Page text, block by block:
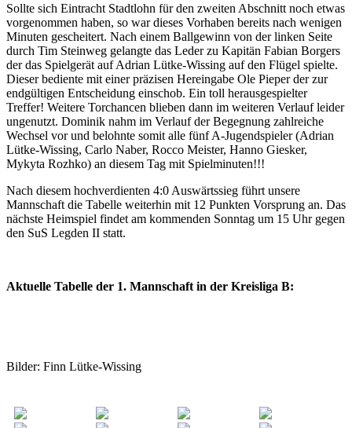
Sollte sich Eintracht Stadtlohn für den zweiten Abschnitt noch etwas
vorgenommen haben, so war dieses Vorhaben bereits nach wenigen
Minuten gescheitert. Nach einem Ballgewinn von der linken Seite
durch Tim Steinweg gelangte das Leder zu Kapitän Fabian Borgers
der das Spielgerät auf Adrian Lütke-Wissing auf den Flügel spielte.
Dieser bediente mit einer präzisen Hereingabe Ole Pieper der zur
endgültigen Entscheidung einschob. Ein toll herausgespielter
Treffer! Weitere Torchancen blieben dann im weiteren Verlauf leider
ungenutzt. Dominik nahm im Verlauf der Begegnung zahlreiche
Wechsel vor und belohnte somit alle fünf A-Jugendspieler (Adrian
Lütke-Wissing, Carlo Naber, Rocco Meister, Hanno Giesker,
Mykyta Rozhko) an diesem Tag mit Spielminuten!!!
Nach diesem hochverdienten 4:0 Auswärtssieg führt unsere
Mannschaft die Tabelle weiterhin mit 12 Punkten Vorsprung an. Das
nächste Heimspiel findet am kommenden Sonntag um 15 Uhr gegen
den SuS Legden II statt.
Aktuelle Tabelle der 1. Mannschaft in der Kreisliga B:
Bilder: Finn Lütke-Wissing